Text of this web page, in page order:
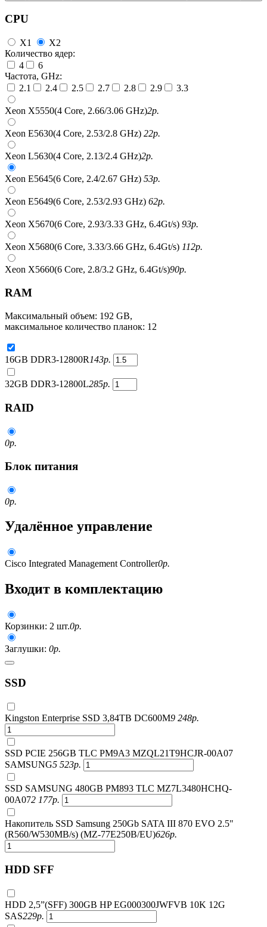
CPU
X1
X2
Количество ядер:
4
6
Частота, GHz:
2.1
2.4 2.5 2.7 2.8 2.9 3.3
Xeon X5550(4 Core, 2.66/3.06 GHz)2р.
Xeon E5630(4 Core, 2.53/2.8 GHz) 22р.
Xeon L5630(4 Core, 2.13/2.4 GHz)2р.
Xeon E5645(6 Core, 2.4/2.67 GHz) 53р.
Xeon E5649(6 Core, 2.53/2.93 GHz) 62р.
Xeon X5670(6 Core, 2.93/3.33 GHz, 6.4Gt/s) 93р.
Xeon X5680(6 Core, 3.33/3.66 GHz, 6.4Gt/s) 112р.
Xeon X5660(6 Core, 2.8/3.2 GHz, 6.4Gt/s)90р.
RAM
Максимальный объем: 192 GB,
максимальное количество планок: 12
16GB DDR3-12800R 143р.
32GB DDR3-12800L285р.
RAID
0р.
Блок питания
0р.
Удалённое управление
Cisco Integrated Management Controller0р.
Входит в комплектацию
Корзинки: 2 шт.0р.
Заглушки: 0р.
SSD
Kingston Enterprise SSD 3,84TB DC600M9 248р.
SSD PCIE 256GB TLC PM9A3 MZQL21T9HCJR-00A07
SAMSUNG5 523р.
SSD SAMSUNG 480GB PM893 TLC MZ7L3480HCHQ-
00A072 177р.
Накопитель SSD Samsung 250Gb SATA III 870 EVO 2.5"
(R560/W530MB/s) (MZ-77E250B/EU)626р.
HDD SFF
HDD 2,5”(SFF) 300GB HP EG000300JWFVB 10K 12G
SAS229р.